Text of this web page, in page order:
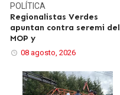
POLÍTICA
Regionalistas Verdes
apuntan contra seremi del
MOP y
08 agosto, 2026